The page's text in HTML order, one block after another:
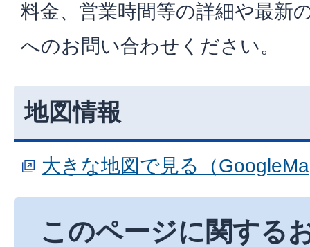
料金、営業時間等の詳細や最新
へのお問い合わせください。
地図情報
大きな地図で見る（
このページに関する